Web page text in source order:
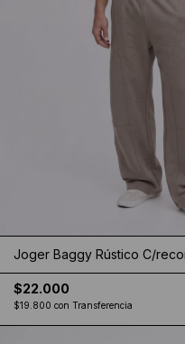
Joger Baggy Rústico C/
$22.000
$19.800 con Transferencia